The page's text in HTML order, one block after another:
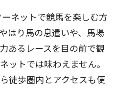
ネットで競馬を楽しむ方
はり馬の息遣いや、馬場
あるレースを目の前で観
ットでは味わえません。
徒歩圏内とアクセスも便